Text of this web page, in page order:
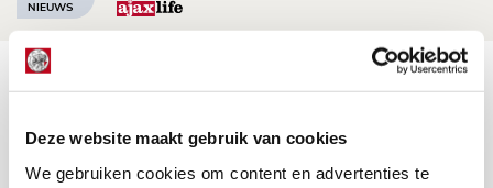
Deze website maakt gebruik van cookies
We gebruiken cookies om content en advertenties te
NIEUWS
Míchels elf: met welke formatie begin
08 AUGUSTUS 2026 - 11:34
NIEUWS